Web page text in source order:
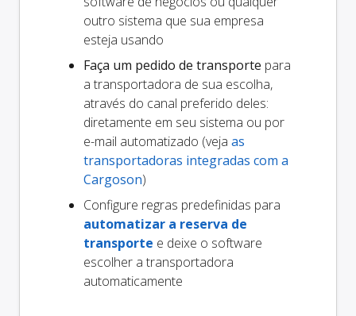
outro sistema que sua empresa
esteja usando
Faça um pedido de transporte para
a transportadora de sua escolha,
através do canal preferido deles:
diretamente em seu sistema ou por
e-mail automatizado (veja as
transportadoras integradas com a
Cargoson)
Configure regras predefinidas para
automatizar a reserva de
transporte e deixe o software
escolher a transportadora
automaticamente